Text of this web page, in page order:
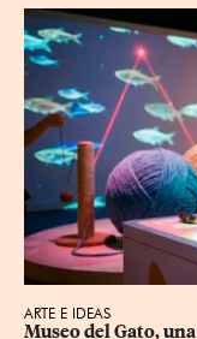
ARTE E IDEAS
Museo del Gato,